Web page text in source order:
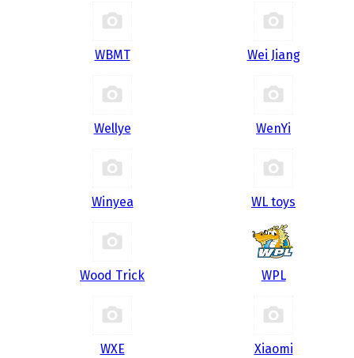
WBMT Wei Jiang
Wellye WenYi
Winyea WL toys
Wood Trick WPL
WXE Xiaomi